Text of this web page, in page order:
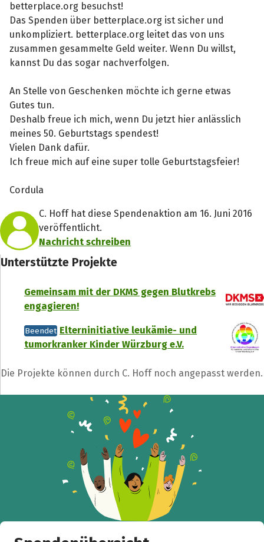
betterplace.org besuchst!
Das Spenden über betterplace.org ist sicher und
unkompliziert. betterplace.org leitet das von uns
zusammen gesammelte Geld weiter. Wenn Du willst,
kannst Du das sogar nachverfolgen.
An Stelle von Geschenken möchte ich gerne etwas
Gutes tun.
Deshalb freue ich mich, wenn Du jetzt hier anlässlich
meines 50. Geburtstags spendest!
Vielen Dank dafür.
Ich freue mich auf eine super tolle Geburtstagsfeier!
Cordula
C. Hoff hat diese Spendenaktion am 16. Juni 2016
veröffentlicht.
Nachricht schreiben
Unterstützte Projekte
Gemeinsam mit der DKMS gegen Blutkrebs
engagieren!
Beendet Elterninitiative leukämie- und
tumorkranker Kinder Würzburg e.V.
Die Projekte können durch C. Hoff noch angepasst werden.